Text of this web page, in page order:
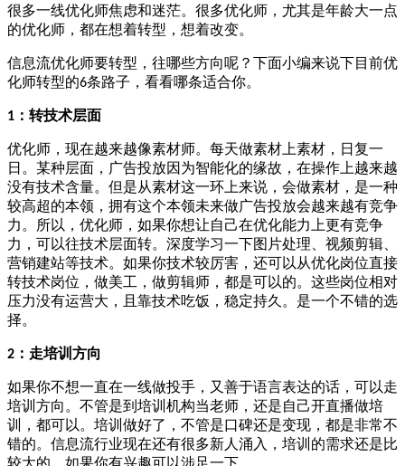
很多一线优化师焦虑和迷茫。很多优化师，尤其是年龄大一点
的优化师，都在想着转型，想着改变。
信息流优化师要转型，往哪些方向呢？下面小编来说下目前优
化师转型的6条路子，看看哪条适合你。
1 ：转技术层面
优化师，现在越来越像素材师。每天做素材上素材，日复一
日。某种层面，广告投放因为智能化的缘故，在操作上越来越
没有技术含量。但是从素材这一环上来说，会做素材，是一种
较高超的本领，拥有这个本领未来做广告投放会越来越有竞争
力。所以，优化师，如果你想让自己在优化能力上更有竞争
力，可以往技术层面转。深度学习一下图片处理、视频剪辑、
营销建站等技术。如果你技术较厉害，还可以从优化岗位直接
转技术岗位，做美工，做剪辑师，都是可以的。这些岗位相对
压力没有运营大，且靠技术吃饭，稳定持久。是一个不错的选
择。
2 ：走培训方向
如果你不想一直在一线做投手，又善于语言表达的话，可以走
培训方向。不管是到培训机构当老师，还是自己开直播做培
训，都可以。培训做好了，不管是口碑还是变现，都是非常不
错的。信息流行业现在还有很多新人涌入，培训的需求还是比
较大的，如果你有兴趣可以涉足一下。